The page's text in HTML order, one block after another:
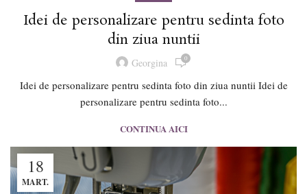
Idei de personalizare pentru sedinta foto
din ziua nuntii
Georgina 0
Idei de personalizare pentru sedinta foto din ziua nuntii Idei de
personalizare pentru sedinta foto...
CONTINUA AICI
18
MART.